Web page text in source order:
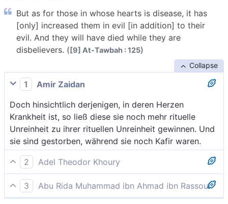
But as for those in whose hearts is disease, it has
[only] increased them in evil [in addition] to their
evil. And they will have died while they are
disbelievers. ([9] At-Tawbah : 125)
Collapse
1
Amir Zaidan
Doch hinsichtlich derjenigen, in deren Herzen
Krankheit ist, so ließ diese sie noch mehr rituelle
Unreinheit zu ihrer rituellen Unreinheit gewinnen. Und
sie sind gestorben, während sie noch Kafir waren.
2
Adel Theodor Khoury
Aber diejenigen, in deren Herzen Krankheit ist, macht
sie zu einem noch größeren Greuel, als sie es schon
3
Abu Rida Muhammad ibn Ahmad ibn Rassoul